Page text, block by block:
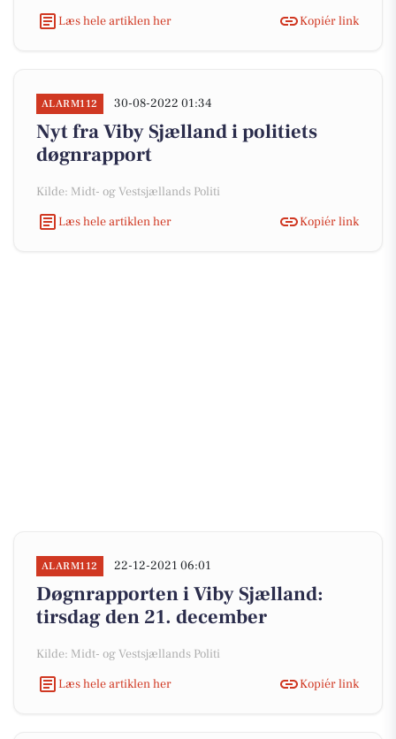
Læs hele artiklen her
Kopiér link
ALARM112 30-08-2022 01:34
Nyt fra Viby Sjælland i politiets
døgnrapport
Kilde: Midt- og Vestsjællands Politi
Læs hele artiklen her
Kopiér link
ALARM112 22-12-2021 06:01
Døgnrapporten i Viby Sjælland:
tirsdag den 21. december
Kilde: Midt- og Vestsjællands Politi
Læs hele artiklen her
Kopiér link